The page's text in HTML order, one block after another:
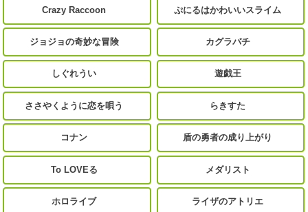
Crazy Raccoon ぷにるはかわいいスライム
ジョジョの奇妙な冒険 カグラバチ
しぐれうい 遊戯王
ささやくように恋を唄う らきすた
コナン 盾の勇者の成り上がり
To LOVEる メダリスト
ホロライブ ライザのアトリエ